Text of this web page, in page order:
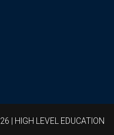
| HIGH LEVEL EDUCATION